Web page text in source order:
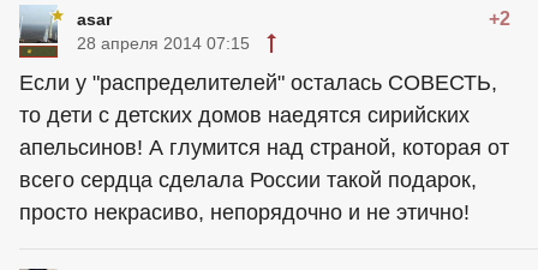
asar +2
28 апреля 2014 07:15
Если у "распределителей" осталась СОВЕСТЬ,
то дети с детских домов наедятся сирийских
апельсинов! А глумится над страной, которая от
всего сердца сделала России такой подарок,
просто некрасиво, непорядочно и не этично!